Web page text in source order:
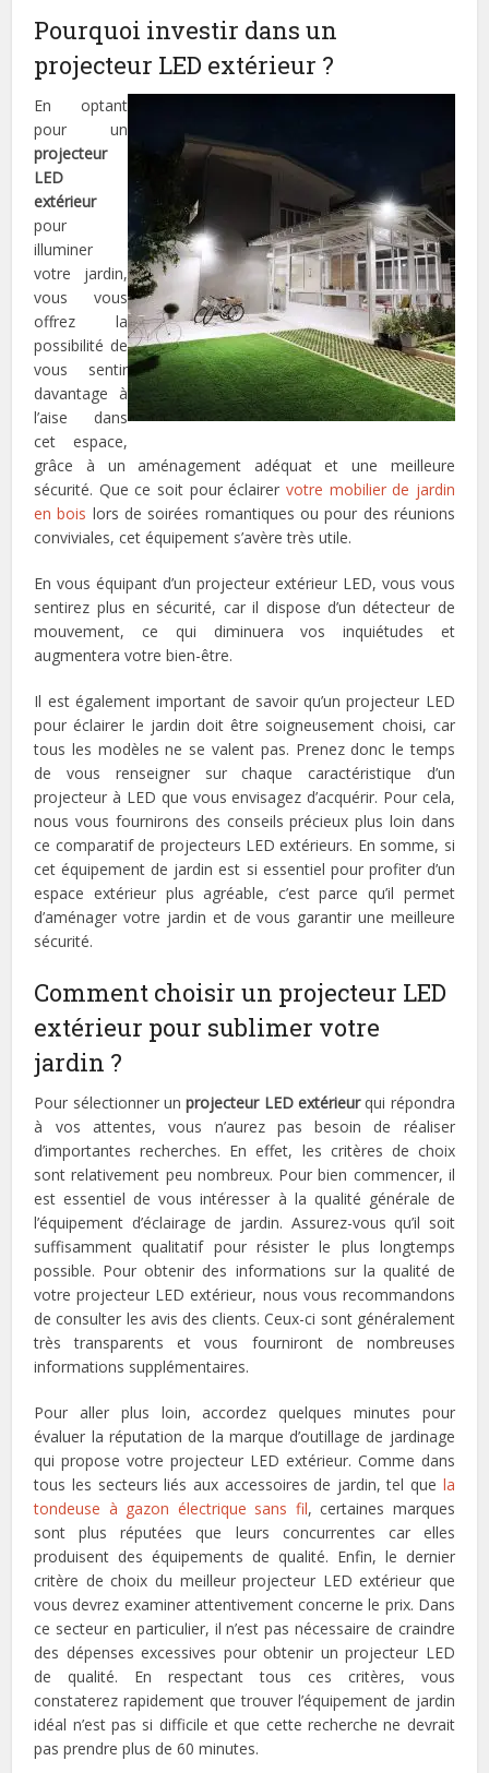
Pourquoi investir dans un
projecteur LED extérieur ?
En optant
pour un
projecteur
LED
extérieur
pour
illuminer
votre jardin,
vous vous
offrez la
possibilité de
vous sentir
davantage à
l’aise dans
cet espace,
grâce à un aménagement adéquat et une meilleure
sécurité. Que ce soit pour éclairer votre mobilier de jardin
en bois lors de soirées romantiques ou pour des réunions
conviviales, cet équipement s’avère très utile.
En vous équipant d’un projecteur extérieur LED, vous vous
sentirez plus en sécurité, car il dispose d’un détecteur de
mouvement, ce qui diminuera vos inquiétudes et
augmentera votre bien-être.
Il est également important de savoir qu’un projecteur LED
pour éclairer le jardin doit être soigneusement choisi, car
tous les modèles ne se valent pas. Prenez donc le temps
de vous renseigner sur chaque caractéristique d’un
projecteur à LED que vous envisagez d’acquérir. Pour cela,
nous vous fournirons des conseils précieux plus loin dans
ce comparatif de projecteurs LED extérieurs. En somme, si
cet équipement de jardin est si essentiel pour profiter d’un
espace extérieur plus agréable, c’est parce qu’il permet
d’aménager votre jardin et de vous garantir une meilleure
sécurité.
Comment choisir un projecteur LED
extérieur pour sublimer votre
jardin ?
Pour sélectionner unprojecteur LED extérieurqui répondra
à vos attentes, vous n’aurez pas besoin de réaliser
d’importantes recherches. En effet, les critères de choix
sont relativement peu nombreux. Pour bien commencer, il
est essentiel de vous intéresser à la qualité générale de
l’équipement d’éclairage de jardin. Assurez-vous qu’il soit
suffisamment qualitatif pour résister le plus longtemps
possible. Pour obtenir des informations sur la qualité de
votre projecteur LED extérieur, nous vous recommandons
de consulter les avis des clients. Ceux-ci sont généralement
très transparents et vous fourniront de nombreuses
informations supplémentaires.
Pour aller plus loin, accordez quelques minutes pour
évaluer la réputation de la marque d’outillage de jardinage
qui propose votre projecteur LED extérieur. Comme dans
tous les secteurs liés aux accessoires de jardin, tel que la
tondeuse à gazon électrique sans fil, certaines marques
sont plus réputées que leurs concurrentes car elles
produisent des équipements de qualité. Enfin, le dernier
critère de choix du meilleur projecteur LED extérieur que
vous devrez examiner attentivement concerne le prix. Dans
ce secteur en particulier, il n’est pas nécessaire de craindre
des dépenses excessives pour obtenir un projecteur LED
de qualité. En respectant tous ces critères, vous
constaterez rapidement que trouver l’équipement de jardin
idéal n’est pas si difficile et que cette recherche ne devrait
pas prendre plus de 60 minutes.